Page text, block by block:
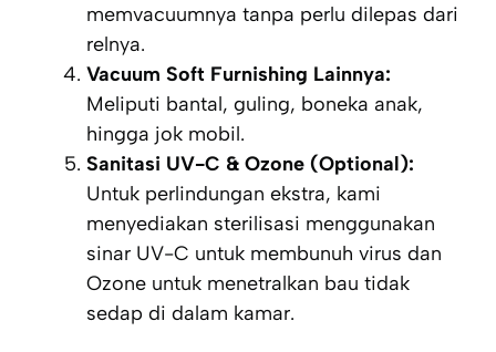
memvacuumnya tanpa perlu dilepas dari
relnya.
Vacuum Soft Furnishing Lainnya:
Meliputi bantal, guling, boneka anak,
hingga jok mobil.
Sanitasi UV-C & Ozone (Optional):
Untuk perlindungan ekstra, kami
menyediakan sterilisasi menggunakan
sinar UV-C untuk membunuh virus dan
Ozone untuk menetralkan bau tidak
sedap di dalam kamar.